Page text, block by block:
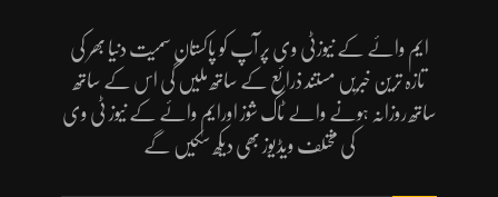
ایم وائے کے نیوزٹی وی پر آپ کو پاکستان سمیت دنیا بھر کی
تازہ ترین خبریں مستند ذرائع کے ساتھ ملیں گی اس کے ساتھ
ساتھ روزانہ ہونے والے ٹاک شوز اورایم وائے کے نیوز ٹی وی
کی مختلف ویڈیوز بھی دیکھ سکیں گے